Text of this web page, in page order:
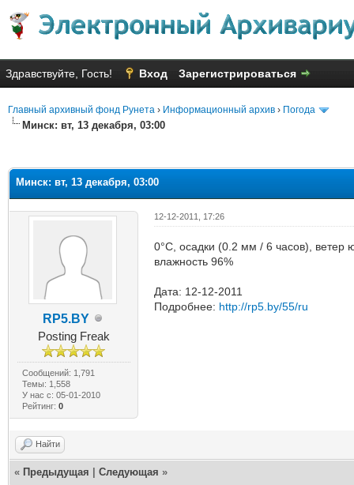
Здравствуйте, Гость! Вход Зарегистрироваться
Главный архивный фонд Рунета › Информационный архив › Погода
Минск: вт, 13 декабря, 03:00
Минск: вт, 13 декабря, 03:00
RP5.BY
Posting Freak
Сообщений: 1,791
Темы: 1,558
У нас с: 05-01-2010
Рейтинг: 0
12-12-2011, 17:26
0°C, осадки (0.2 мм / 6 часов),
влажность 96%
Дата: 12-12-2011
Подробнее: http://rp5.by/55/ru
Найти
« Предыдущая Следующая »